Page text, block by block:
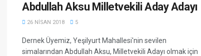
Abdullah Aksu Milletvekili Aday Adayı
26 NISAN 2018 5
Dernek Üyemiz, Yeşilyurt Mahallesi'nin sevilen
simalarından Abdullah Aksu, Milletvekili Adayı olmak için